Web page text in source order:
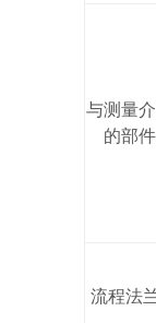
与测量
的部
流程法